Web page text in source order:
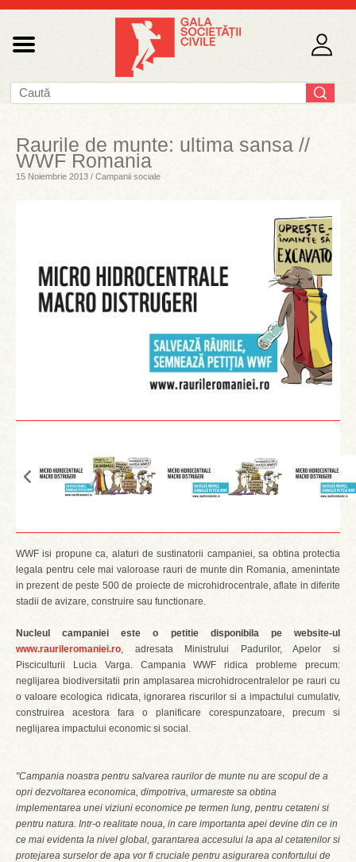
Raurile de munte: ultima sansa //
WWF Romania
15 Noiembrie 2013 / Campanii sociale
WWF isi propune ca, alaturi de sustinatorii campaniei, sa obtina protectia
legala pentru cele mai valoroase rauri de munte din Romania, amenintate
in prezent de peste 500 de proiecte de microhidrocentrale, aflate in diferite
stadii de avizare, construire sau functionare.
Nucleul campaniei este o petitie disponibila pe website-ul
www.raurileromaniei.ro, adresata Ministrului Padurilor, Apelor si
Pisciculturii Lucia Varga. Campania WWF ridica probleme precum:
neglijarea biodiversitatii prin amplasarea microhidrocentralelor pe rauri cu
o valoare ecologica ridicata, ignorarea riscurilor si a impactului cumulativ,
construirea acestora fara o planificare corespunzatoare, precum si
neglijarea impactului economic si social.
"Campania noastra pentru salvarea raurilor de munte nu are scopul de a
opri dezvoltarea economica, dimpotriva, urmareste sa obtina
implementarea unei viziuni economice pe termen lung, pentru cetateni si
pentru natura. Intr-o realitate noua, in care importanta apei devine din ce in
ce mai evidenta la nivel global, garantarea accesului la apa al cetatenilor si
protejarea surselor de apa vor fi cruciale pentru asigurarea confortului de